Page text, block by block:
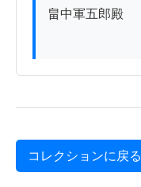
畠中軍五郎殿
コレクションに戻る